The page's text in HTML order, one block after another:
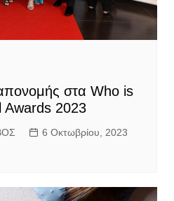
στα Who is
Awards 2023
6 Οκτωβρίου, 2023